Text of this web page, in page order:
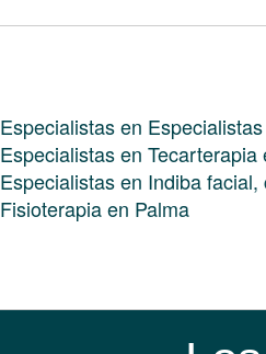
Especialistas en
Especialistas en Tecarterapia
Especialistas en Indiba
Fisioterapia en Palma